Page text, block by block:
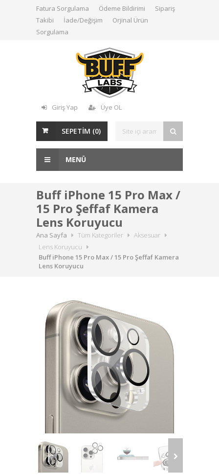
Fatura Sorgulama Ödeme Bildirimi
Sipariş
Takibi
İade/Değişim
Orjinal Ürün
Sorgulama
Giriş Yap Üye OL
SEPETİM (0)
MENÜ
Buff iPhone 15 Pro Max /
15 Pro Şeffaf Kamera
Lens Koruyucu
Ana Sayfa Tüm Kategoriler
Aksesuar
Lens Koruyucu
Buff iPhone 15 Pro Max / 15 Pro Şeffaf Kamera
Lens Koruyucu